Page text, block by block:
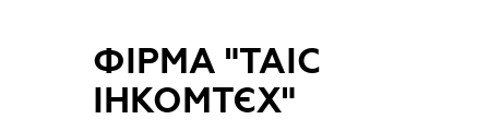
ФІРМА "ТАІС
ІНКОМТЄХ"